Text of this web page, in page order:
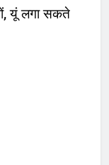
यूं लगा सकते